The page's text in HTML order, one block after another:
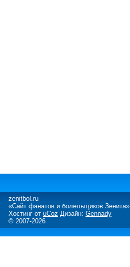
zenitbol.ru
«Сайт фанатов и болельщиков Зенита»
Хостинг от uCoz Дизайн: Gennady
© 2007-2026